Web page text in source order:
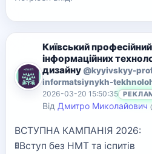
Київський
інформаційних
дизайну @kyyivskyy-
informatsiynykh-
2026-03-20 15:50:35
Від Дмитро Миколайович
ВСТУПНА КАМПАНІЯ 2026:
🚦Вступ без НМТ та іспитів